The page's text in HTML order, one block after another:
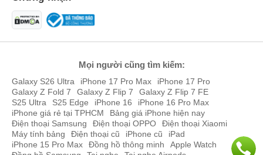
Mọi người cũng tìm kiếm:
Galaxy S26 Ultra iPhone 17 Pro Max
iPhone 17 Pro
Galaxy Z Fold 7
Galaxy Z Flip 7
Galaxy Z Flip 7 FE
S25 Ultra
S25 Edge iPhone 16
iPhone 16 Pro Max
iPhone giá rẻ tại TPHCM
Bảng giá iPhone hiện nay
Điện thoại Samsung
Điện thoại OPPO
Điện thoại Xiaomi
Máy tính bảng
Điện thoại cũ iPhone cũ
iPad
iPhone 15 Pro Max
Đồng hồ thông minh
Apple Watch